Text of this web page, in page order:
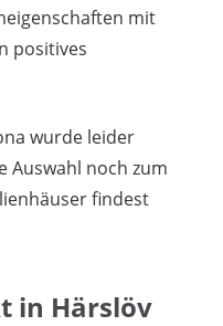
mit
positives
wurde leider
Auswahl noch zum
findest
in Härslöv